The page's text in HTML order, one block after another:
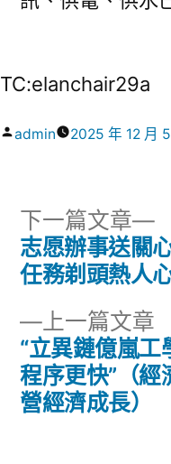
TC:elanchair29a
作
admin 2025 年 12 月 5
文
導
覽
上一篇文章
“立異鏈億嵐工
程序更快”（經
營經濟成長）
下一篇文章
下
志愿辦事送關
任務剃頭熱人